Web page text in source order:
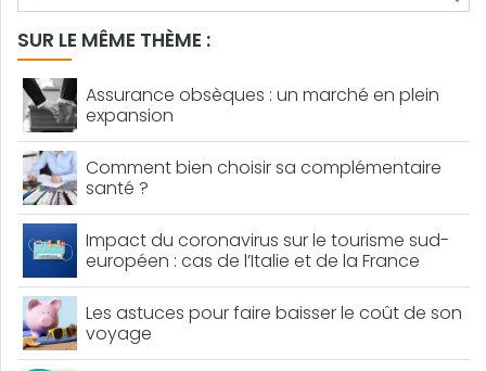
SUR LE MÊME THÈME :
Assurance obsèques : un marché en plein
expansion
Comment bien choisir sa complémentaire
santé ?
Impact du coronavirus sur le tourisme sud-
européen : cas de l’Italie et de la France
Les astuces pour faire baisser le coût de son
voyage